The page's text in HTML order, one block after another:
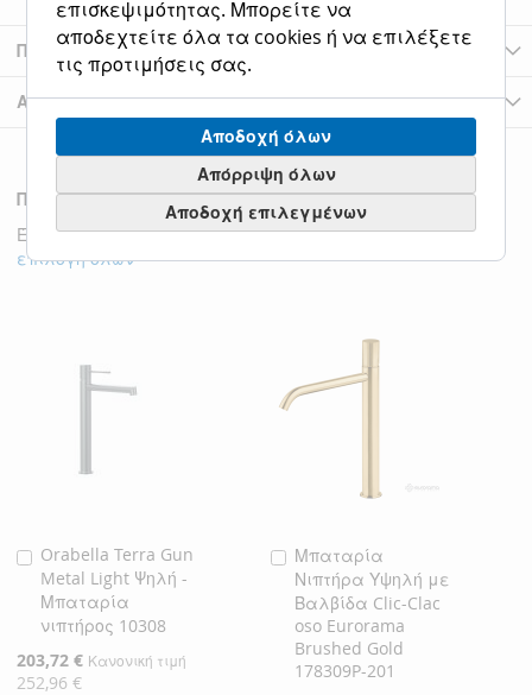
Περισσότερες Πληροφορίες
Αξιολογήσεις
Προιόντα της Κατηγοριάς
Έλεγχος στοιχείων για να προσθέσετε στο καλάθι ή
επιλογή όλων
Orabella Terra Gun
Metal Light Ψηλή -
Μπαταρία
νιπτήρος 10308
Ειδική
Τιμή
203,72 € Κανονική τιμή
252,96 €
Προσθήκη
στο
Καλάθι
Μπαταρία
Νιπτήρα Υψηλή με
Βαλβίδα Clic-Clac
oso Eurorama
Brushed Gold
178309P-201
Προσθήκη
στο
Καλάθι
επισκεψιμότητας. Μπορείτε να
αποδεχτείτε όλα τα cookies ή να επιλέξετε
τις προτιμήσεις σας.
Αποδοχή όλων
Απόρριψη όλων
Αποδοχή επιλεγμένων